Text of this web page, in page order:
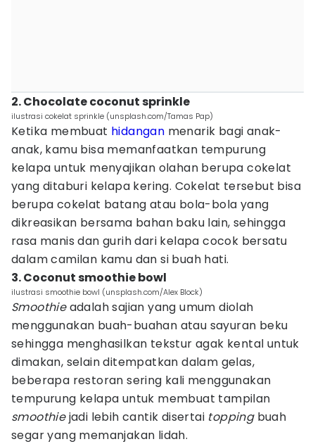
2. Chocolate coconut sprinkle
ilustrasi cokelat sprinkle (unsplash.com/Tamas Pap)
Ketika membuat hidangan menarik bagi anak-
anak, kamu bisa memanfaatkan tempurung
kelapa untuk menyajikan olahan berupa cokelat
yang ditaburi kelapa kering. Cokelat tersebut bisa
berupa cokelat batang atau bola-bola yang
dikreasikan bersama bahan baku lain, sehingga
rasa manis dan gurih dari kelapa cocok bersatu
dalam camilan kamu dan si buah hati.
3. Coconut smoothie bowl
ilustrasi smoothie bowl (unsplash.com/Alex Block)
Smoothieadalah sajian yang umum diolah
menggunakan buah-buahan atau sayuran beku
sehingga menghasilkan tekstur agak kental untuk
dimakan, selain ditempatkan dalam gelas,
beberapa restoran sering kali menggunakan
tempurung kelapa untuk membuat tampilan
smoothiejadi lebih cantik disertai toppingbuah
segar yang memanjakan lidah.